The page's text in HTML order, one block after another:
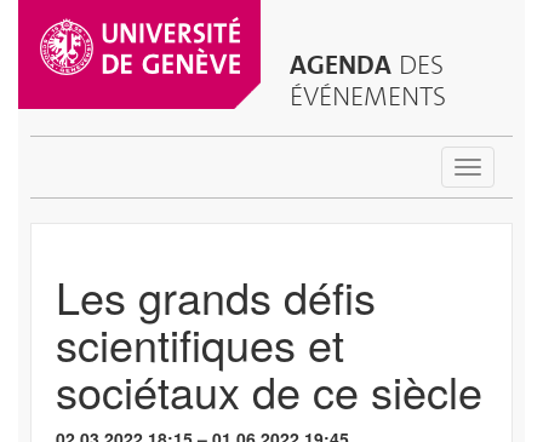
AGENDA DES
ÉVÉNEMENTS
Toggle
Les grands défis
scientifiques et
sociétaux de ce siècle